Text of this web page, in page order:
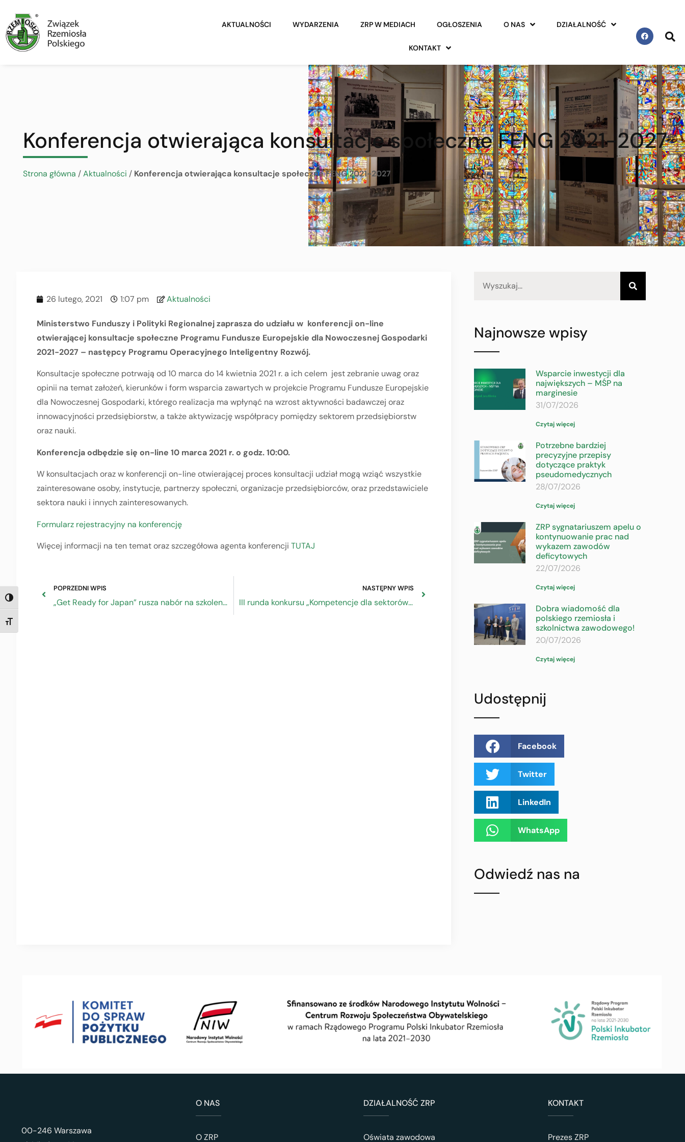
TOGGLE HIGH CONTRAST
TOGGLE FONT SIZE
AKTUALNOŚCI WYDARZENIA ZRP W MEDIACH OGŁOSZENIA O NAS DZIAŁALNOŚĆ
KONTAKT
Konferencja otwierająca konsultacje społeczne FENG 2021-2027
Strona główna /Aktualności / Konferencja otwierająca konsultacje społeczne FENG 2021-2027
26 lutego, 2021 1:07 pm Aktualności
Ministerstwo Funduszy i Polityki Regionalnej zaprasza do udziału w konferencji on-line
otwierającej konsultacje społeczne Programu Fundusze Europejskie dla Nowoczesnej Gospodarki
2021-2027 – następcy Programu Operacyjnego Inteligentny Rozwój.
Konsultacje społeczne potrwają od 10 marca do 14 kwietnia 2021 r. a ich celem jest zebranie uwag oraz
opinii na temat założeń, kierunków i form wsparcia zawartych w projekcie Programu Fundusze Europejskie
dla Nowoczesnej Gospodarki, którego realizacja ma wpłynąć na wzrost aktywności badawczej oraz
innowacyjności przedsiębiorstw, a także aktywizację współpracy pomiędzy sektorem przedsiębiorstw
oraz nauki.
Konferencja odbędzie się on-line 10 marca 2021 r. o godz. 10:00.
W konsultacjach oraz w konferencji on-line otwierającej proces konsultacji udział mogą wziąć wszystkie
zainteresowane osoby, instytucje, partnerzy społeczni, organizacje przedsiębiorców, oraz przedstawiciele
sektora nauki i innych zainteresowanych.
Formularz rejestracyjny na konferencję
Więcej informacji na ten temat oraz szczegółowa agenta konferencji TUTAJ
POPRZEDNI WPIS
„Get Ready for Japan” rusza nabór na szkolenie
NASTĘPNY WPIS
III runda konkursu „Kompetencje dla sektorów” – spotkanie informacyjne
Najnowsze wpisy
Wsparcie inwestycji dla
największych – MŚP na
marginesie
31/07/2026
Czytaj więcej
Potrzebne bardziej
precyzyjne przepisy
dotyczące praktyk
pseudomedycznych
28/07/2026
Czytaj więcej
ZRP sygnatariuszem apelu o
kontynuowanie prac nad
wykazem zawodów
deficytowych
22/07/2026
Czytaj więcej
Dobra wiadomość dla
polskiego rzemiosła i
szkolnictwa zawodowego!
20/07/2026
Czytaj więcej
Udostępnij
Facebook
Twitter
LinkedIn
WhatsApp
Odwiedź nas na
00-246 Warszawa
O NAS
O ZRP
DZIAŁALNOŚĆ ZRP
Oświata zawodowa
KONTAKT
Prezes ZRP